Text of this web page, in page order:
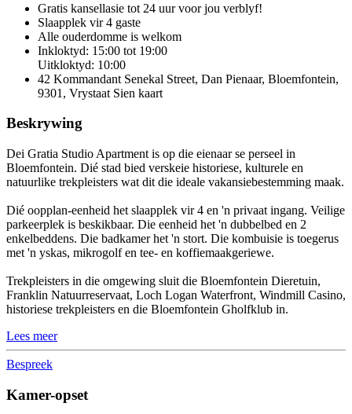
Gratis kansellasie tot 24 uur voor jou verblyf!
Slaapplek vir 4 gaste
Alle ouderdomme is welkom
Inkloktyd: 15:00 tot 19:00
Uitkloktyd: 10:00
42 Kommandant Senekal Street, Dan Pienaar, Bloemfontein,
9301, Vrystaat Sien kaart
Beskrywing
Dei Gratia Studio Apartment is op die eienaar se perseel in
Bloemfontein. Dié stad bied verskeie historiese, kulturele en
natuurlike trekpleisters wat dit die ideale vakansiebestemming maak.
Dié oopplan-eenheid het slaapplek vir 4 en 'n privaat ingang. Veilige
parkeerplek is beskikbaar. Die eenheid het 'n dubbelbed en 2
enkelbeddens. Die badkamer het 'n stort. Die kombuisie is toegerus
met 'n yskas, mikrogolf en tee- en koffiemaakgeriewe.
Trekpleisters in die omgewing sluit die Bloemfontein Dieretuin,
Franklin Natuurreservaat, Loch Logan Waterfront, Windmill Casino,
historiese trekpleisters en die Bloemfontein Gholfklub in.
Lees meer
Bespreek
Kamer-opset